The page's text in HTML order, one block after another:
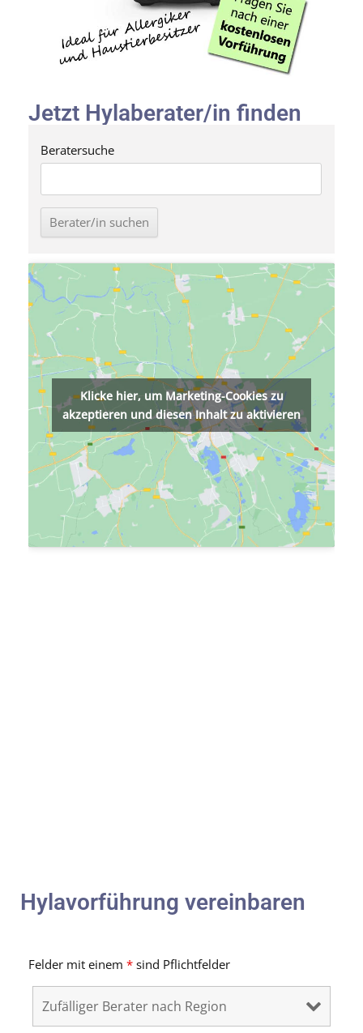
Jetzt Hylaberater/in finden
Beratersuche
Klicke hier, um Marketing-Cookies zu
akzeptieren und diesen Inhalt zu aktivieren
Hylavorführung vereinbaren
Felder mit einem * sind Pflichtfelder